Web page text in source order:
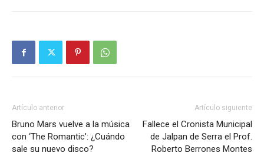
Artículo anterior
Bruno Mars vuelve a la música
con ‘The Romantic’: ¿Cuándo
sale su nuevo disco?
Artículo siguiente
Fallece el Cronista Municipal
de Jalpan de Serra el Prof.
Roberto Berrones Montes